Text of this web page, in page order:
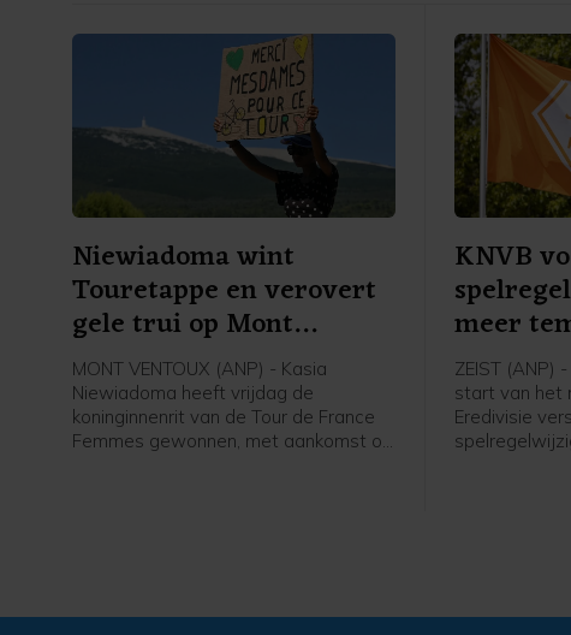
Niewiadoma wint
Touretappe en verovert
gele trui op Mont
Ventoux
MONT VENTOUX (ANP) - Kasia
Niewiadoma heeft vrijdag de
koninginnenrit van de Tour de France
Femmes gewonnen, met aankomst op
KNVB
meer
ZEIST (ANP)
start van het
Eredivisie